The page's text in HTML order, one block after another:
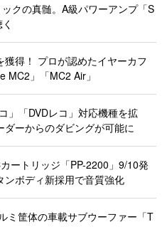
クの真髄。A級パワーアンプ「S
獲得！ プロが認めたイヤーカフ
MC2」「MC2 Air」
」「DVDレコ」対応機種を拡
ーからのダビングが可能に
ートリッジ「PP-2200」9/10発
ボディ新採用で音質強化
ミ筐体の車載サブウーファー「T